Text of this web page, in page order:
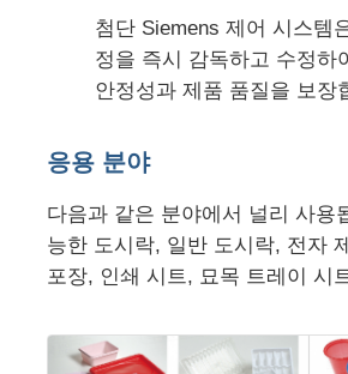
PP 잎 생산 라인
압출 라인을 묶는 PVC 모서리
롤 칼렌더 기계
첨단 Siemens 제어 시스템
정을 즉시 감독하고 수정하
안정성과 제품 품질을 보장
응용 분야
다음과 같은 분야에서 널리 사용
능한 도시락, 일반 도시락, 전자
포장, 인쇄 시트, 묘목 트레이 시